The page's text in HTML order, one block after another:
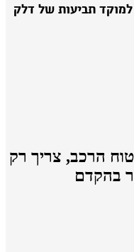
תביעות של דלק
הרכב,צריך רק
בהקדם